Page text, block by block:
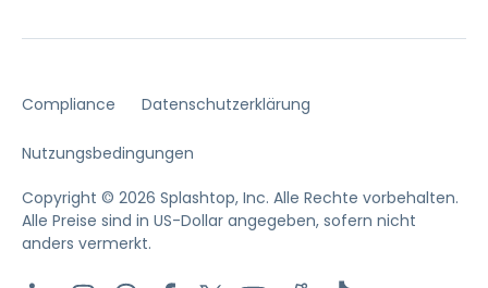
Compliance Datenschutzerklärung
Nutzungsbedingungen
Copyright © 2026 Splashtop, Inc. Alle Rechte vorbehalten.
Alle Preise sind in US-Dollar angegeben, sofern nicht
anders vermerkt.